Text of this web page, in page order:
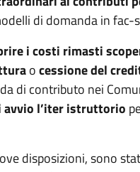
di domanda in fac-
i costi rimasti
ocessione del
di contributo nei
avvio l’iter istruttorio
disposizioni, sono